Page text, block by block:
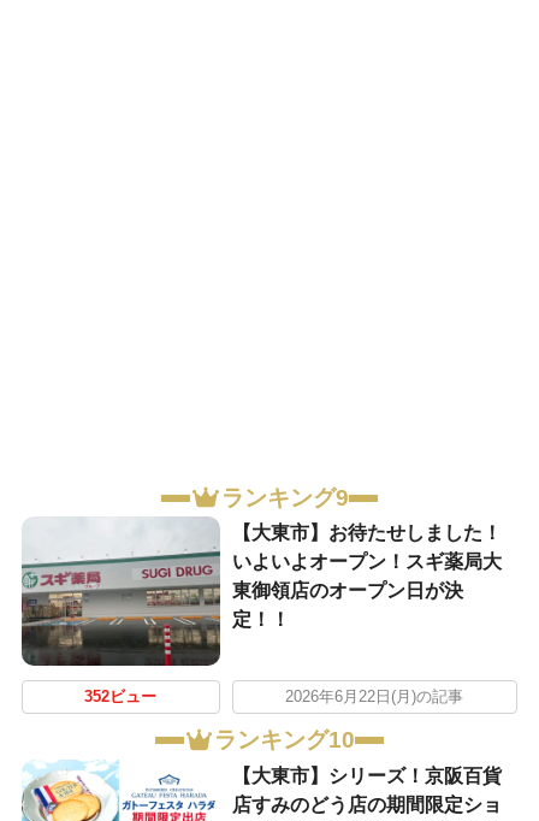
ランキング9
【大東市】お待たせしました！
いよいよオープン！スギ薬局大
東御領店のオープン日が決
定！！
352ビュー 2026年6月22日(月)の記事
ランキング10
【大東市】シリーズ！京阪百貨
店すみのどう店の期間限定ショ